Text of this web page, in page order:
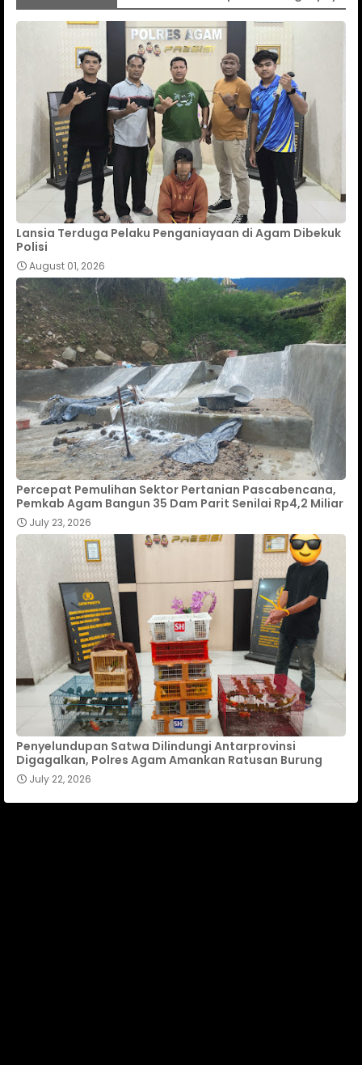
Lansia Terduga Pelaku Penganiayaan di Agam Dibekuk
Polisi
August 01, 2026
Percepat Pemulihan Sektor Pertanian Pascabencana,
Pemkab Agam Bangun 35 Dam Parit Senilai Rp4,2 Miliar
July 23, 2026
Penyelundupan Satwa Dilindungi Antarprovinsi
Digagalkan, Polres Agam Amankan Ratusan Burung
July 22, 2026